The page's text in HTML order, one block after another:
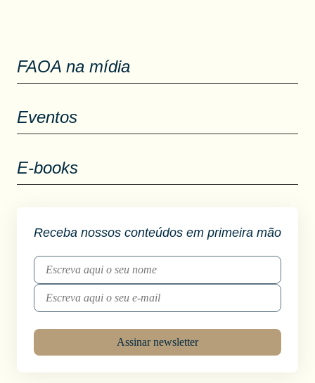
FAOA na mídia
Eventos
E-books
Receba nossos conteúdos em primeira mão